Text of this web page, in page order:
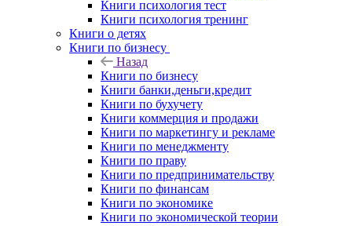
Книги психология тест
Книги психология тренинг
Книги о детях
Книги по бизнесу
Назад
Книги по бизнесу
Книги банки,деньги,кредит
Книги по бухучету
Книги коммерция и продажи
Книги по маркетингу и рекламе
Книги по менеджменту
Книги по праву
Книги по предпринимательству
Книги по финансам
Книги по экономике
Книги по экономической теории